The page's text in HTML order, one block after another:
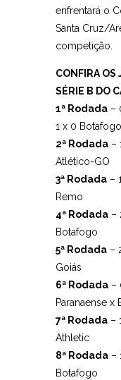
enfrentará o
Santa Cruz/
competição.
CONFIRA OS
SÉRIE B DO
1ª Rodada –
1 x 0 Botafogo
2ª Rodada –
Atlético-GO
3ª Rodada –
Remo
4ª Rodada –
Botafogo
5ª Rodada –
Goiás
6ª Rodada –
Paranaense x
7ª Rodada –
Athletic
8ª Rodada –
Botafogo